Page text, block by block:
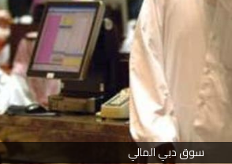
سوق دبي المالي